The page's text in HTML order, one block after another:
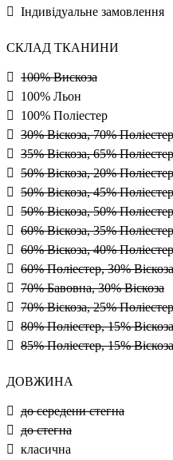
Індивідуальне замовлення
СКЛАД ТКАНИНИ
100% Вискоза
100% Льон
100% Поліестер
30% Віскоза, 70% Поліестер
35% Віскоза, 65% Поліестер
50% Віскоза, 20%
50% Віскоза, 45%
50% Віскоза, 50% Поліестер
60% Віскоза, 35%
60% Віскоза, 40% Поліестер
60% Поліестер, 30%
70% Бавовна, 30% Віскоза
70% Віскоза, 25%
80% Поліестер, 15%
85% Поліестер, 15% Віскоза
ДОВЖИНА
до середени стегна
до стегна
класична